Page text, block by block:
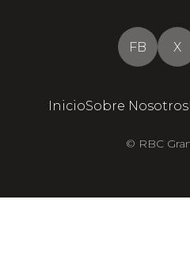
FB X
InicioSobre Nosotros
© RBC